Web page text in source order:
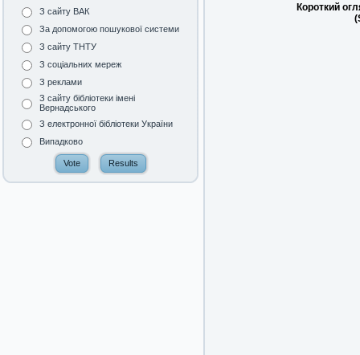
З сайту ВАК
За допомогою пошукової системи
З сайту ТНТУ
З соціальних мереж
З реклами
З сайту бібліотеки імені
Вернадського
З електронної бібліотеки України
Випадково
Короткий